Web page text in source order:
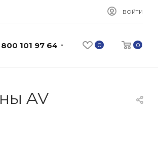
ВОЙТИ
0 0
101 97 64
AV